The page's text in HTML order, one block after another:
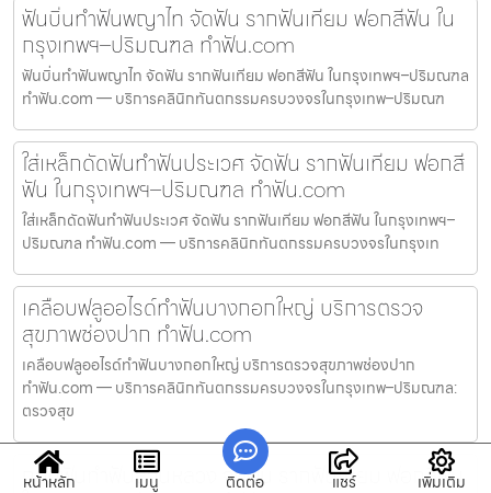
ฟันบิ่นทำฟันพญาไท จัดฟัน รากฟันเทียม ฟอกสีฟัน ใน
กรุงเทพฯ–ปริมณฑล ทำฟัน.com
ฟันบิ่นทำฟันพญาไท จัดฟัน รากฟันเทียม ฟอกสีฟัน ในกรุงเทพฯ–ปริมณฑล
ทำฟัน.com — บริการคลินิกทันตกรรมครบวงจรในกรุงเทพ–ปริมณฑ
ใส่เหล็กดัดฟันทำฟันประเวศ จัดฟัน รากฟันเทียม ฟอกสี
ฟัน ในกรุงเทพฯ–ปริมณฑล ทำฟัน.com
ใส่เหล็กดัดฟันทำฟันประเวศ จัดฟัน รากฟันเทียม ฟอกสีฟัน ในกรุงเทพฯ–
ปริมณฑล ทำฟัน.com — บริการคลินิกทันตกรรมครบวงจรในกรุงเท
เคลือบฟลูออไรด์ทำฟันบางกอกใหญ่ บริการตรวจ
สุขภาพช่องปาก ทำฟัน.com
เคลือบฟลูออไรด์ทำฟันบางกอกใหญ่ บริการตรวจสุขภาพช่องปาก
ทำฟัน.com — บริการคลินิกทันตกรรมครบวงจรในกรุงเทพ–ปริมณฑล:
ตรวจสุข
ถอนฟันทำฟันสวนหลวง จัดฟัน รากฟันเทียม ฟอกสีฟัน
หน้าหลัก เมนู ติดต่อ แชร์ เพิ่มเติม